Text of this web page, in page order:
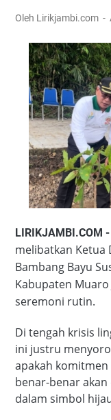
Oleh Lirikjambi.com
LIRIKJAMBI.COM -
melibatkan Ketua
Bambang Bayu
Kabupaten Muaro
seremoni rutin.
Di tengah krisis
ini justru
apakah
benar-benar
dalam simbol